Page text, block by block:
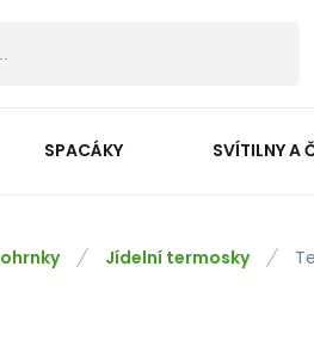
SPACÁKY SVÍTILNY A
Jídelní termosky